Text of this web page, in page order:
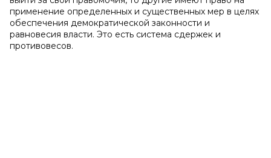
применение определенных и существенных мер в целях
обеспечения демократической законности и
равновесия власти. Это есть система сдержек и
противовесов.